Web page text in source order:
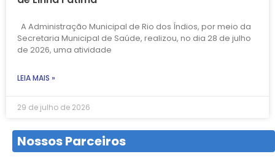
A Administração Municipal de Rio dos Índios, por meio da
Secretaria Municipal de Saúde, realizou, no dia 28 de julho
de 2026, uma atividade
LEIA MAIS »
29 de julho de 2026
Nossos Parceiros